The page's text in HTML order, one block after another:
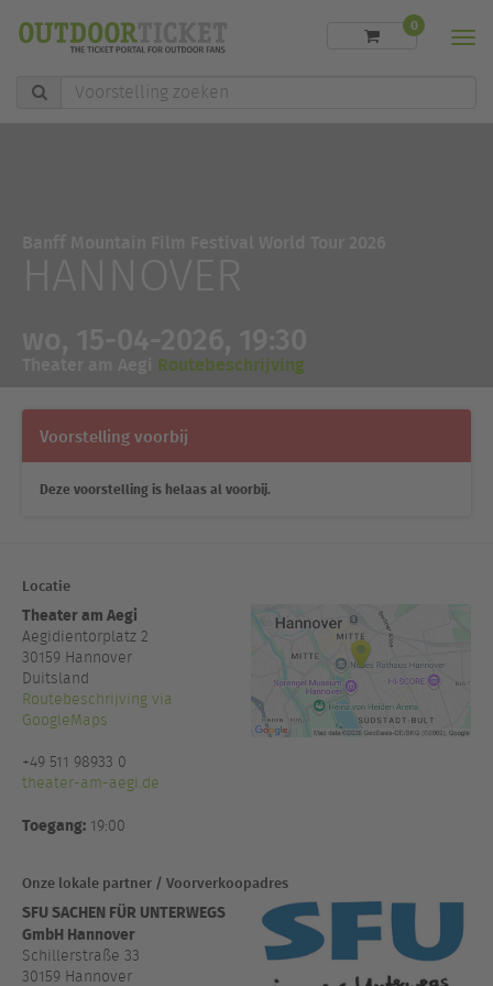
Voorstelling
zoeken
0
Routebeschrijving
Voorstelling voorbij
Deze voorstelling is helaas al voorbij.
Locatie
Theater am Aegi
Aegidientorplatz 2
30159 Hannover
Duitsland
Routebeschrijving via
GoogleMaps
+49 511 98933 0
theater-am-aegi.de
Toegang: 19:00
Onze lokale partner / Voorverkoopadres
SFU SACHEN FÜR UNTERWEGS
GmbH Hannover
Schillerstraße 33
30159 Hannover